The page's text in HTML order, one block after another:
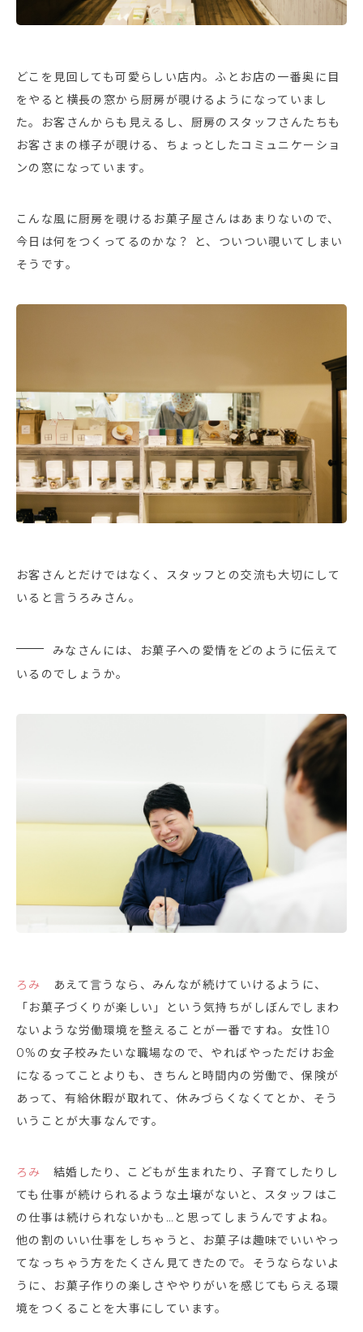
どこを見回しても可愛らしい店内。ふとお店の一番奥に目
をやると横長の窓から厨房が覗けるようになっていまし
た。お客さんからも見えるし、厨房のスタッフさんたちも
お客さまの様子が覗ける、ちょっとしたコミュニケーショ
ンの窓になっています。
こんな風に厨房を覗けるお菓子屋さんはあまりないので、
今日は何をつくってるのかな？ と、ついつい覗いてしまい
そうです。
お客さんとだけではなく、スタッフとの交流も大切にして
いると言うろみさん。
みなさんには、お菓子への愛情をどのように伝えて
いるのでしょうか。
ろみ
あえて言うなら、みんなが続けていけるように、
「お菓子づくりが楽しい」という気持ちがしぼんでしまわ
ないような労働環境を整えることが一番ですね。女性10
0%の女子校みたいな職場なので、やればやっただけお金
になるってことよりも、きちんと時間内の労働で、保険が
あって、有給休暇が取れて、休みづらくなくてとか、そう
いうことが大事なんです。
ろみ
結婚したり、こどもが生まれたり、子育てしたりし
ても仕事が続けられるような土壌がないと、スタッフはこ
の仕事は続けられないかも…と思ってしまうんですよね。
他の割のいい仕事をしちゃうと、お菓子は趣味でいいやっ
てなっちゃう方をたくさん見てきたので。そうならないよ
うに、お菓子作りの楽しさややりがいを感じてもらえる環
境をつくることを大事にしています。